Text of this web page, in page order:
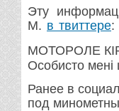
Эту
М. в твиттере:
МОТОРОЛЕ
Особисто мені
Ранее в
под